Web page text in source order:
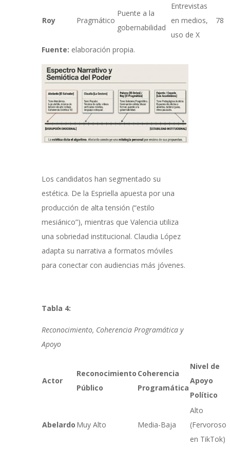
Roy Pragmático
Puente a la
gobernabilidad
Entrevistas
en medios,
uso de X
78
Fuente: elaboración propia.
Los candidatos han segmentado su
estética. De la Espriella apuesta por una
producción de alta tensión (“estilo
mesiánico”), mientras que Valencia utiliza
una sobriedad institucional. Claudia López
adapta su narrativa a formatos móviles
para conectar con audiencias más jóvenes.
Tabla 4:
Reconocimiento, Coherencia Programática y
Apoyo
Actor
Reconocimiento
Público
Coherencia
Programática
Nivel de
Apoyo
Político
Abelardo Muy Alto Media-Baja
Alto
(Fervoroso
en TikTok)